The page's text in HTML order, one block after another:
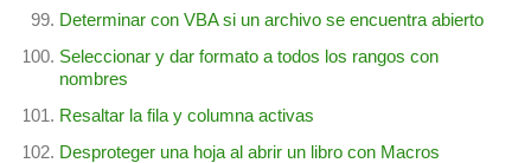
Determinar con VBA si un archivo se encuentra abierto
Seleccionar y dar formato a todos los rangos con
nombres
Resaltar la fila y columna activas
Desproteger una hoja al abrir un libro con Macros